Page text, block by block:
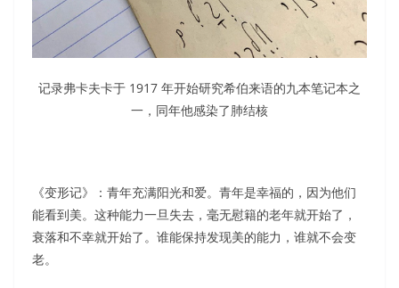
记录弗卡夫卡于 1917 年开始研究希伯来语的九本笔记本之
一，同年他感染了肺结核
《变形记》：青年充满阳光和爱。青年是幸福的，因为他们
能看到美。这种能力一旦失去，毫无慰籍的老年就开始了，
衰落和不幸就开始了。谁能保持发现美的能力，谁就不会变
老。